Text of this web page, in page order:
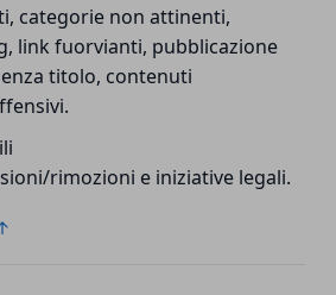
categorie non attinenti,
link fuorvianti, pubblicazione
titolo, contenuti
rimozioni e iniziative legali.